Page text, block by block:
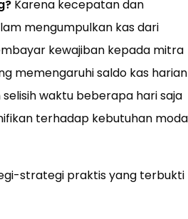
Karena kecepatan dan
mengumpulkan kas dari
kewajiban kepada mitra
memengaruhi saldo kas harian
waktu beberapa hari saja
terhadap kebutuhan
strategi praktis yang terbukti